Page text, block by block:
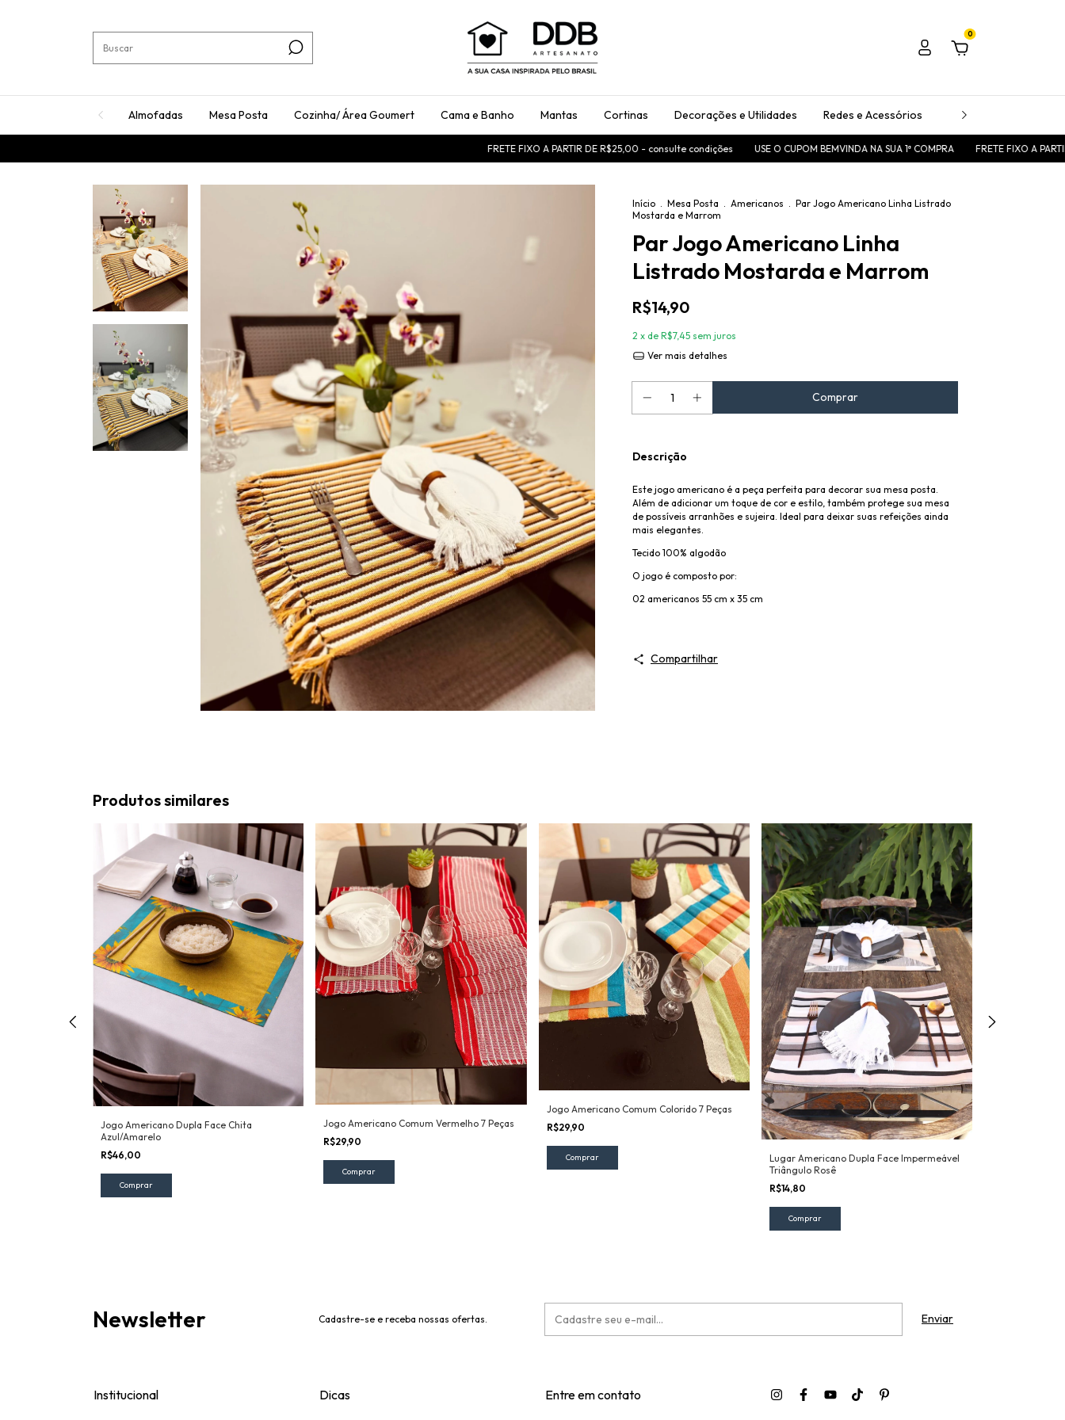
0
Almofadas Mesa Posta Cozinha/ Área Goumert Cama e Banho Mantas Cortinas Decorações e Utilidades Redes e Acessórios Passadeiras
FRETE FIXO A PARTIR DE R$25,00 - consulte condições USE O CUPOM BEMVINDA NA SUA 1ª COMPRA FRETE FIXO A PARTIR DE
Início . Mesa Posta . Americanos . Par Jogo Americano Linha Listrado
Mostarda e Marrom
Par Jogo Americano Linha
Listrado Mostarda e Marrom
R$14,90
2 x de R$7,45 sem juros
Ver mais detalhes
Descrição
Este jogo americano é a peça perfeita para decorar sua mesa posta.
Além de adicionar um toque de cor e estilo, também protege sua mesa
de possíveis arranhões e sujeira. Ideal para deixar suas refeições ainda
mais elegantes.
Tecido 100% algodão
O jogo é composto por:
02 americanos 55 cm x 35 cm
Compartilhar
Produtos similares
Jogo Americano Dupla Face Chita
Azul/Amarelo
R$46,00
Comprar
Jogo Americano Comum Vermelho 7 Peças
R$29,90
Jogo Americano Comum Colorido 7 Peças
R$29,90
Lugar Americano Dupla Face Impermeável
Triângulo Rosê
R$14,80
Newsletter Cadastre-se e receba nossas ofertas.
Institucional Dicas Entre em contato